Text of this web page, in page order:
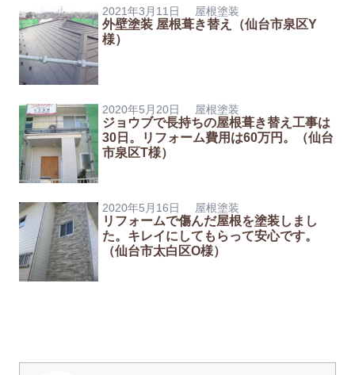
2021年3月11日 屋根塗装
外壁塗装 屋根葺き替え（仙台市泉区Y
様）
2020年5月20日 屋根塗装
ジョウブで長持ちの屋根葺き替え工事は
30日。リフォーム費用は60万円。（仙台
市泉区T様）
2020年5月16日 屋根塗装
リフォームで傷んだ屋根を塗装しまし
た。キレイにしてもらって安心です。
（仙台市太白区O様）